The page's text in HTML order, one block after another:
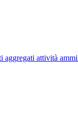
aggregati attività